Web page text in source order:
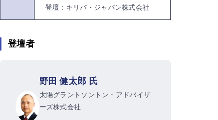
登壇：キリバ・ジャパン株式会社
登壇者
野田 健太郎 氏
太陽グラントソントン・アドバイザ
ーズ株式会社